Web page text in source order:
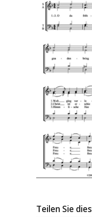
Teilen Sie dies